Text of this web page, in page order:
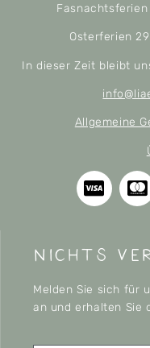
Fasnachtsferien
Osterferien
In dieser Zeit bleibt
Allgemeine
nichts
Melden Sie sich für
an und erhalten Sie